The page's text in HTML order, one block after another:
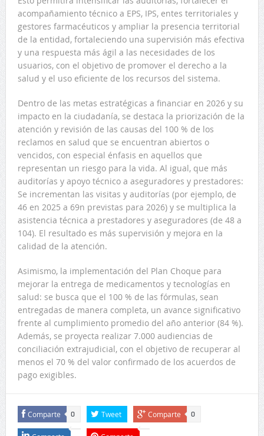
acompañamiento técnico a EPS, IPS, entes territoriales y
gestores farmacéuticos y ampliar la presencia territorial
de la entidad, fortaleciendo una supervisión más efectiva
y una respuesta más ágil a las necesidades de los
usuarios, con el objetivo de promover el derecho a la
salud y el uso eficiente de los recursos del sistema.
Dentro de las metas estratégicas a financiar en 2026 y su
impacto en la ciudadanía, se destaca la priorización de la
atención y revisión de las causas del 100 % de los
reclamos en salud que se encuentran abiertos o
vencidos, con especial énfasis en aquellos que
representan un riesgo para la vida. Al igual, que más
auditorías y apoyo técnico a aseguradores y prestadores:
Se incrementan las visitas y auditorías (por ejemplo, de
46 en 2025 a 69n previstas para 2026) y se multiplica la
asistencia técnica a prestadores y aseguradores (de 48 a
104). El resultado es más supervisión y mejora en la
calidad de la atención.
Asimismo, la implementación del Plan Choque para
mejorar la entrega de medicamentos y tecnologías en
salud: se busca que el 100 % de las fórmulas, sean
entregadas de manera completa, un avance significativo
frente al cumplimiento promedio del año anterior (84 %).
Además, se proyecta realizar 7.000 audiencias de
conciliación extrajudicial, con el objetivo de recuperar al
menos el 70 % del valor confirmado de los acuerdos de
pago exigibles.
Comparte 0 Tweet Comparte 0